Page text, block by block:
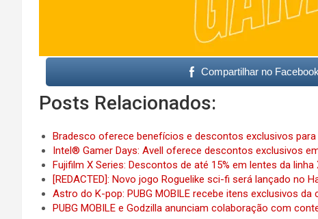
Compartilhar no Facebook
Posts Relacionados:
Bradesco oferece benefícios e descontos exclusivos para
Intel® Gamer Days: Avell oferece descontos exclusivos
Fujifilm X Series: Descontos de até 15% em lentes da linha
[REDACTED]: Novo jogo Roguelike sci-fi será lançado no
Astro do K-pop: PUBG MOBILE recebe itens exclusivos da
PUBG MOBILE e Godzilla anunciam colaboração com